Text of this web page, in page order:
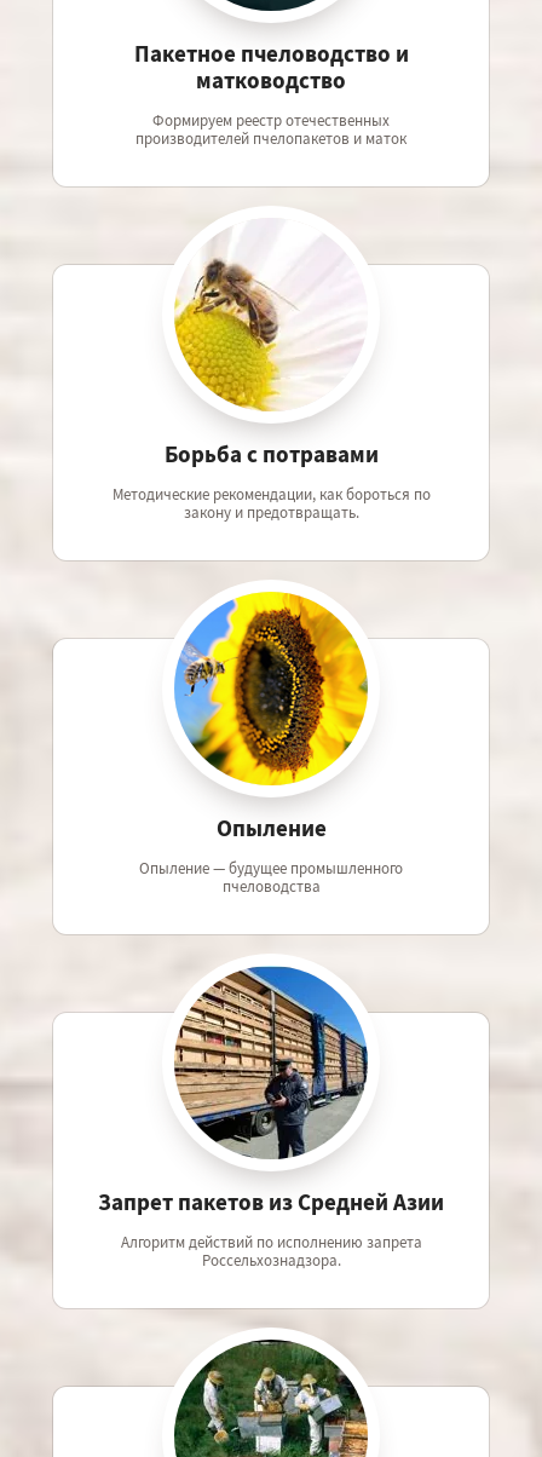
Пакетное пчеловодство и
матководство
Формируем реестр отечественных
производителей пчелопакетов и маток
Борьба с потравами
Методические рекомендации, как бороться по
закону и предотвращать.
Опыление
Опыление — будущее промышленного
пчеловодства
Запрет пакетов из Средней Азии
Алгоритм действий по исполнению запрета
Россельхознадзора.